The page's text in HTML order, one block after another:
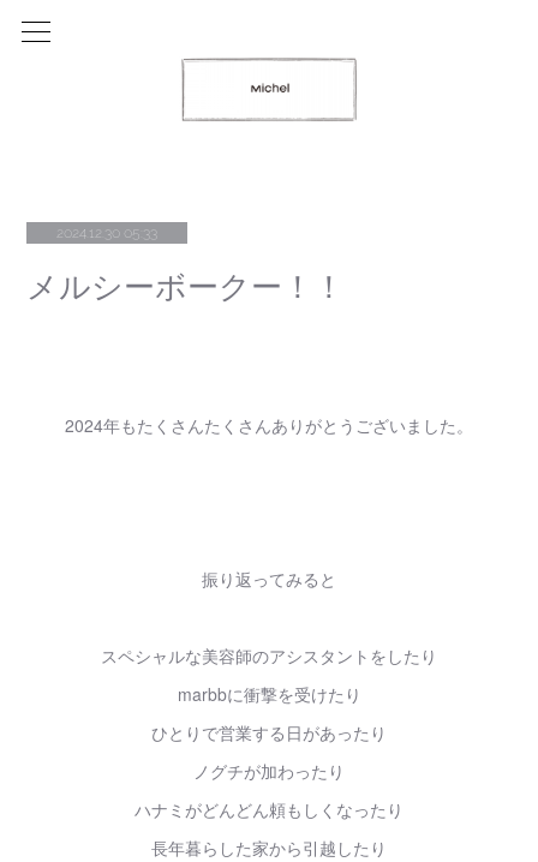
2024.12.30 05:33
メルシーボークー！！
2024年もたくさんたくさんありがとうございました。
振り返ってみると
スペシャルな美容師のアシスタントをしたり
marbbに衝撃を受けたり
ひとりで営業する日があったり
ノグチが加わったり
ハナミがどんどん頼もしくなったり
長年暮らした家から引越したり